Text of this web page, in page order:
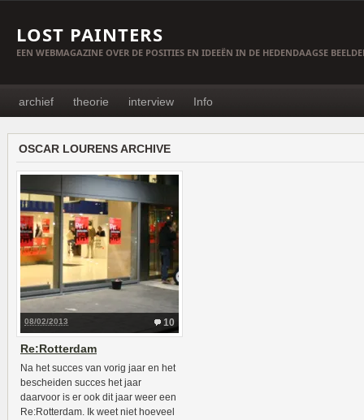
LOST PAINTERS
EEN WEBMAGAZINE OVER DE POSITIES EN IDEEËN IN DE HEDENDAAGSE
archief theorie interview Info
OSCAR LOURENS ARCHIVE
10
08/02/2013
Re:Rotterdam
Na het succes van vorig jaar en het
bescheiden succes het jaar
daarvoor is er ook dit jaar weer een
Re:Rotterdam. Ik weet niet hoeveel